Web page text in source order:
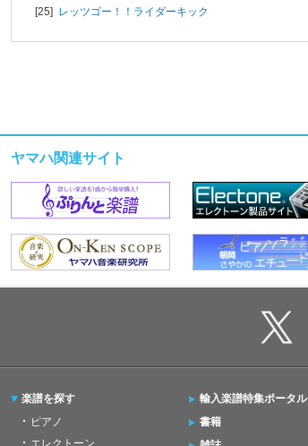
[25] レッツゴー！！ライダーキック
ヤマハ関連サイト
楽譜を探す
ピアノ
エレクトーン
輸入楽譜特集ポータル
書籍